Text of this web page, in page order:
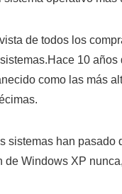
de todos los
Hace 10 años
como las más
sistemas han
Windows XP